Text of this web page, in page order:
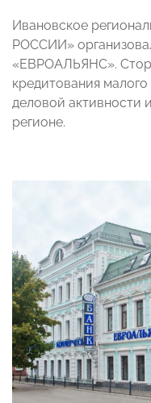
Ивановское
РОССИИ»
«ЕВРОАЛЬЯНС».
кредитования
деловой активности
регионе.